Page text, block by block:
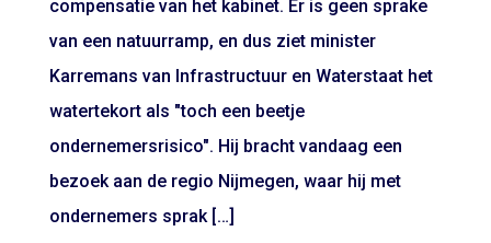
compensatie van het kabinet. Er is geen sprake
van een natuurramp, en dus ziet minister
Karremans van Infrastructuur en Waterstaat het
watertekort als "toch een beetje
ondernemersrisico". Hij bracht vandaag een
bezoek aan de regio Nijmegen, waar hij met
ondernemers sprak […]